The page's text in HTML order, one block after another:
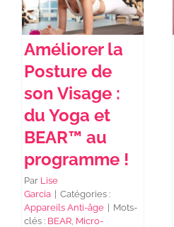
Améliorer la
Posture de
son Visage :
du Yoga et
BEAR™ au
programme !
Par Lise
Garcia
Catégories :
Appareils Anti-âge
Mots-
clés : BEAR Micro-